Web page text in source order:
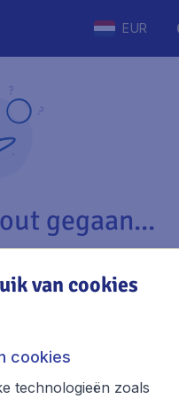
EUR
gegaan...
van cookies
cookies
technologieën zoals